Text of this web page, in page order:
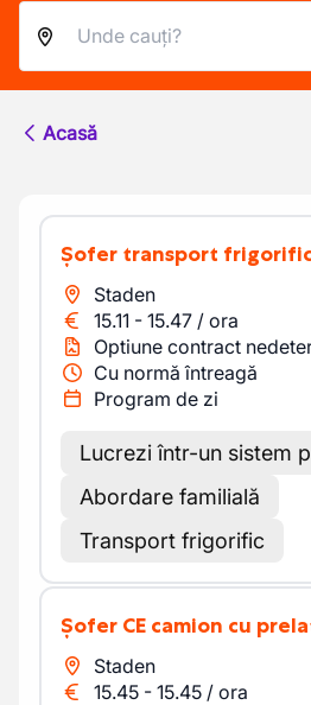
Acasă
Șofer transport frigorific
Staden
15.11 - 15.47 / ora
Optiune contract
Cu normă întreagă
Program de zi
Lucrezi într-un sistem
Abordare familială
Transport frigorific
Șofer CE camion cu
Staden
15.45 - 15.45 / ora